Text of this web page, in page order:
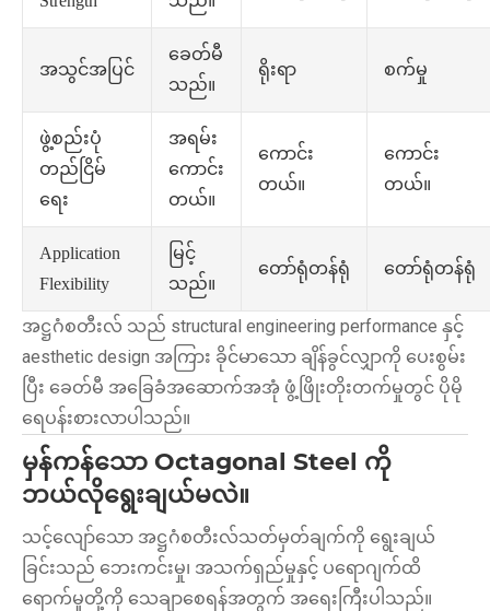
အသွင်အပြင်
ခေတ်မီ
သည်။
ရိုးရာ စက်မှု
ဖွဲ့စည်းပုံ
တည်ငြိမ်
ရေး
အရမ်း
ကောင်း
တယ်။
ကောင်း
တယ်။
ကောင်း
တယ်။
Application
Flexibility
မြင့်
သည်။
တော်ရုံတန်ရုံ တော်ရုံတန်ရုံ
အဋ္ဌဂံစတီးလ် သည် structural engineering performance နှင့်
aesthetic design အကြား ခိုင်မာသော ချိန်ခွင်လျှာကို ပေးစွမ်း
ပြီး ခေတ်မီ အခြေခံအဆောက်အအုံ ဖွံ့ဖြိုးတိုးတက်မှုတွင် ပိုမို
ရေပန်းစားလာပါသည်။
မှန်ကန်သော Octagonal Steel ကို
ဘယ်လိုရွေးချယ်မလဲ။
သင့်လျော်သော အဋ္ဌဂံစတီးလ်သတ်မှတ်ချက်ကို ရွေးချယ်
ခြင်းသည် ဘေးကင်းမှု၊ အသက်ရှည်မှုနှင့် ပရောဂျက်ထိ
ရောက်မှုတို့ကို သေချာစေရန်အတွက် အရေးကြီးပါသည်။